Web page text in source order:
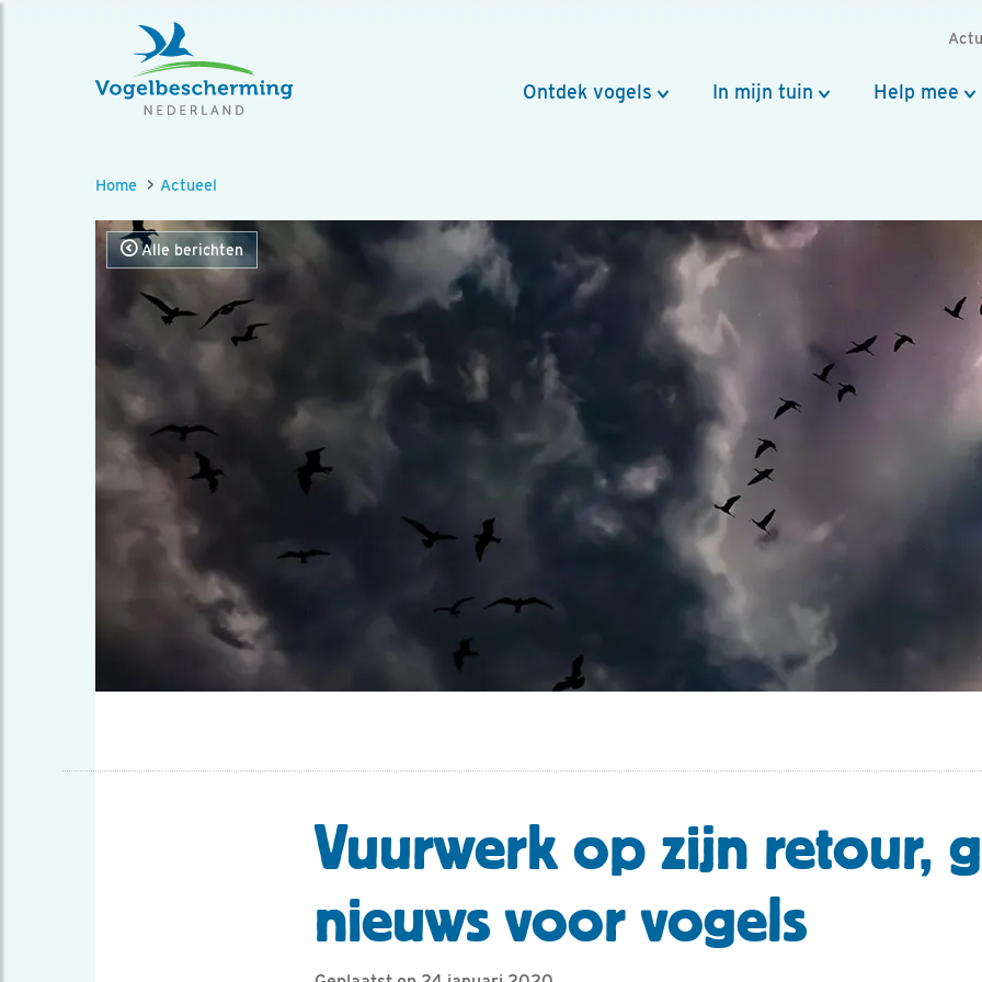
Ontdek vogels In mijn tuin Help mee
Home Actueel
Alle berichten
Vuurwerk op zijn retour,
nieuws voor vogels